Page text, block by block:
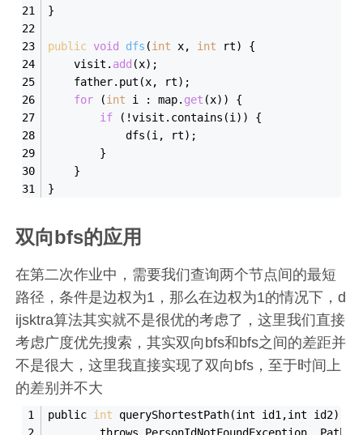
}
public void dfs (int x, int rt)
{
    visit.
add (x);
    father.put(x, rt);
for (int i : map. get (x)) {
if (!visit.contains(i)) {
            dfs(i, rt);
        }
    }
}
双向bfs的应用
在第二次作业中，需要我们查询两个节点间的最短
路径，条件是边权为1，那么在边权为1的情况下，d
ijsktra算法其实就不是很优的考虑了，这里我们直接
考虑广度优先搜索，其实双向bfs和bfs之间的差距并
不是很大，这里我直接实现了双向bfs，至于时间上
的差别并不大
public int queryShortestPath(int id1 ,int id2)